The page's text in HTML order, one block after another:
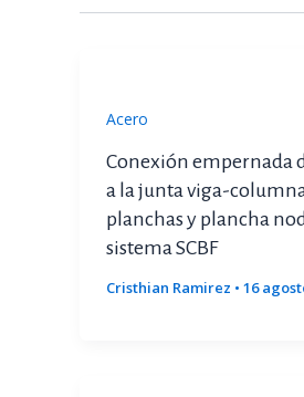
Acero
Conexión empernada
a la junta viga-
planchas y plancha
sistema SCBF
Cristhian Ramirez • 16